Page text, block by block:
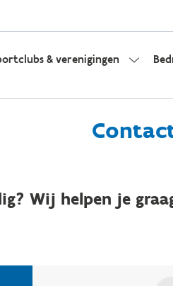
& verenigingen
Wij helpen je